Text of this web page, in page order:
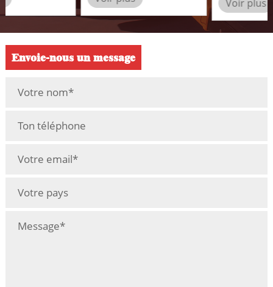
grues araignées
SEVENCRANE SS1.0 et
les grandes grues
traditionnelles.
capacité de levage de
charges lourdes.
Envoie-nous un message